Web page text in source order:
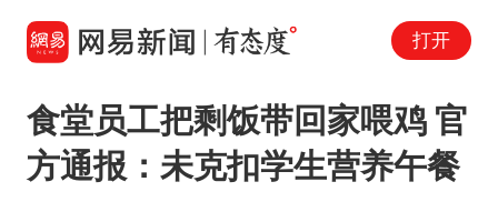
打开
食堂员工把剩饭带回家喂鸡 官
方通报：未克扣学生营养午餐